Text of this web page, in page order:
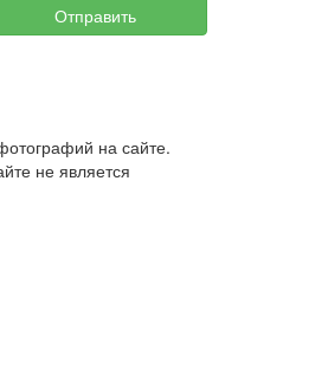
на сайте.
не является